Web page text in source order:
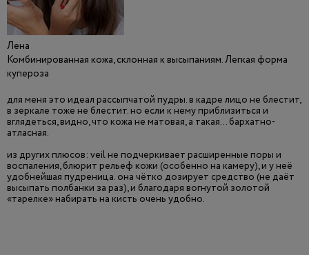
Лена
Комбинированная кожа, склонная к высыпаниям. Легкая форма
купероза
для меня это идеал рассыпчатой пудры. в кадре лицо не блестит,
в зеркале тоже не блестит. но если к нему приблизиться и
вглядеться, видно, что кожа не матовая, а такая… бархатно-
атласная.
из других плюсов: veil не подчеркивает расширенные поры и
воспаления, блюрит рельеф кожи (особенно на камеру), и у неё
удобнейшая пудреница. она чётко дозирует средство (не даёт
высыпать полбанки за раз), и благодаря вогнутой золотой
«тарелке» набирать на кисть очень удобно.